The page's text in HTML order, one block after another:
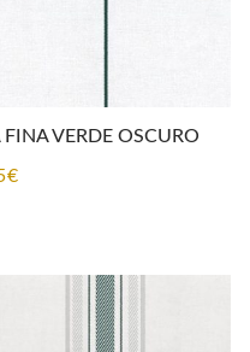
FINA VERDE OSCURO
€